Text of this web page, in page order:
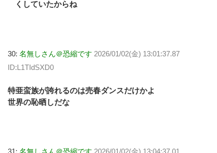
くしていたからね
30: 名無しさん＠恐縮です 2026/01/02(金) 13:01:37.87
ID:L1TIdSXD0
特亜蛮族が誇れるのは売春ダンスだけかよ
世界の恥晒しだな